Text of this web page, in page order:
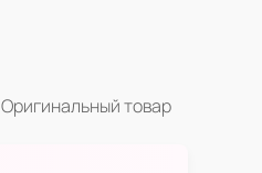
Оригинальный товар